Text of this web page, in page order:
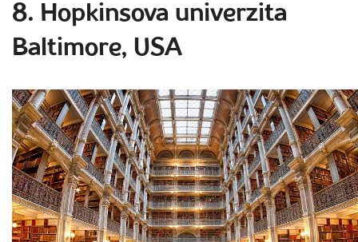
8. Hopkinsova univerzita
Baltimore, USA